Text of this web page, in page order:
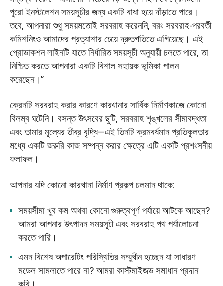
পুরো ইনস্টলেশন সময়সূচীর জন্য একটি বাধা হয়ে দাঁড়াতে পারে।
তবে, আপনারা শুধু সময়মতোই সরবরাহ করেননি, বরং সরবরাহ-পরবর্তী
কমিশনিংও আমাদের প্রত্যাশার চেয়ে দ্রুতগতিতে এগিয়েছে। এই
প্রোডাকশন লাইনটি যাতে নির্ধারিত সময়সূচী অনুযায়ী চলতে পারে, তা
নিশ্চিত করতে আপনারা একটি বিশাল সহায়ক ভূমিকা পালন
করেছেন।”
ক্রেনটি সরবরাহ করার কারণে কারখানার সার্বিক নির্মাণকাজে কোনো
বিলম্ব ঘটেনি। বসন্ত উৎসবের ছুটি, সরবরাহ শৃঙ্খলের সীমাবদ্ধতা
এবং তামার মূল্যের তীব্র বৃদ্ধি—এই তিনটি ক্রমবর্ধমান প্রতিকূলতার
মধ্যে একটি জরুরি কাজ সম্পন্ন করার ক্ষেত্রে এটি একটি প্রশংসনীয়
ফলাফল।
আপনার যদি কোনো কারখানা নির্মাণ প্রকল্প চলমান থাকে:
সময়সীমা খুব কম অথবা কোনো গুরুত্বপূর্ণ পর্যায়ে আটকে আছেন?
আমরা আপনার উৎপাদন সময়সূচী এবং সরবরাহ পথ পর্যালোচনা
করতে পারি।
এমন বিশেষ অপারেটিং পরিস্থিতির সম্মুখীন হচ্ছেন যা সাধারণ
মডেল সামলাতে পারে না? আমরা কাস্টমাইজড সমাধান প্রদান